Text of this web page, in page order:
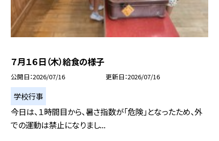
７月１６日（木）給食の様子
公開日 2026/07/16 更新日 2026/07/16
学校行事
今日は、１時間目から、暑さ指数が「危険」となったため、外
での運動は禁止になりまし...